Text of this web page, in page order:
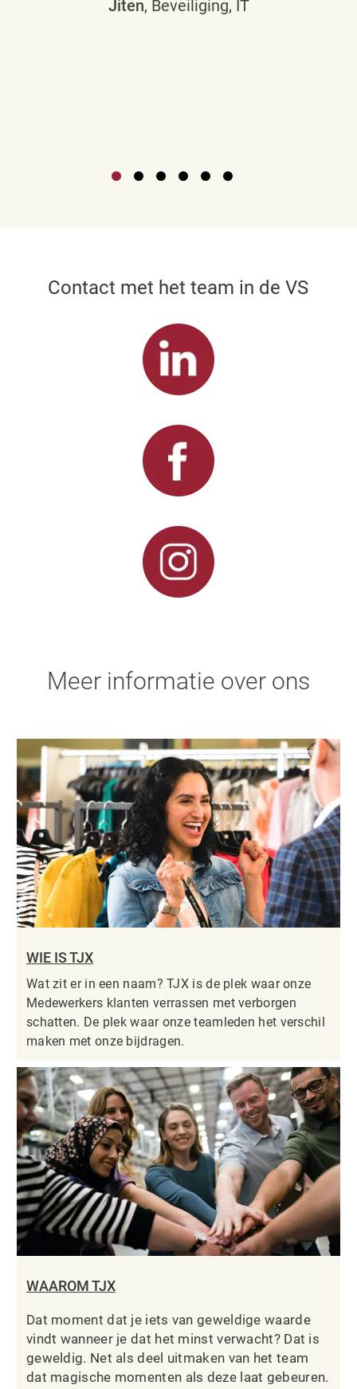
Jiten, Beveiliging, IT
Contact met het team in de VS
Meer informatie over ons
WIE IS TJX
Wat zit er in een naam? TJX is de plek waar onze
Medewerkers klanten verrassen met verborgen
schatten. De plek waar onze teamleden het verschil
maken met onze bijdragen.
WAAROM TJX
Dat moment dat je iets van geweldige waarde
vindt wanneer je dat het minst verwacht? Dat is
geweldig. Net als deel uitmaken van het team
dat magische momenten als deze laat gebeuren.